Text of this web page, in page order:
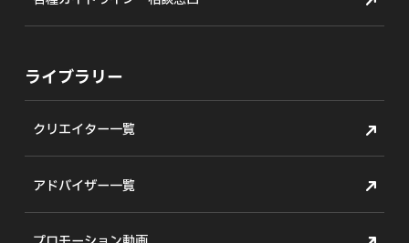
ライブラリー
クリエイター一覧
アドバイザー一覧